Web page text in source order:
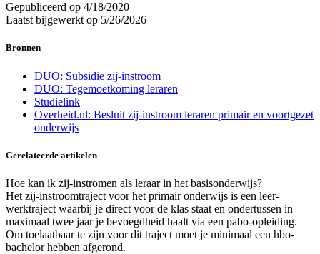
Gepubliceerd op 4/18/2020
Laatst bijgewerkt op 5/26/2026
Bronnen
DUO: Subsidie zij-instroom
DUO: Tegemoetkoming leraren
Studielink
Overheid.nl: Besluit zij-instroom leraren primair en voortgezet
onderwijs
Gerelateerde artikelen
Hoe kan ik zij-instromen als leraar in het basisonderwijs?
Het zij-instroomtraject voor het primair onderwijs is een leer-
werktraject waarbij je direct voor de klas staat en ondertussen in
maximaal twee jaar je bevoegdheid haalt via een pabo-opleiding.
Om toelaatbaar te zijn voor dit traject moet je minimaal een hbo-
bachelor hebben afgerond.